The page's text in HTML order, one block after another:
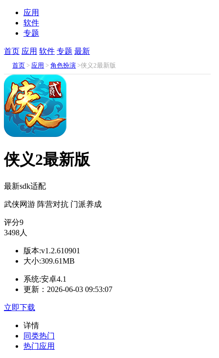
应用
软件
专题
首页 应用 软件 专题 最新
首页 > 应用 >角色扮演 >侠义2最新版
侠义2最新版
最新sdk适配
武侠网游 阵营对抗 门派养成
评分9
3498人
版本:v1.2.610901
大小:309.61MB
系统:安卓4.1
更新：2026-06-03 09:53:07
立即下载
详情
同类热门
热门应用